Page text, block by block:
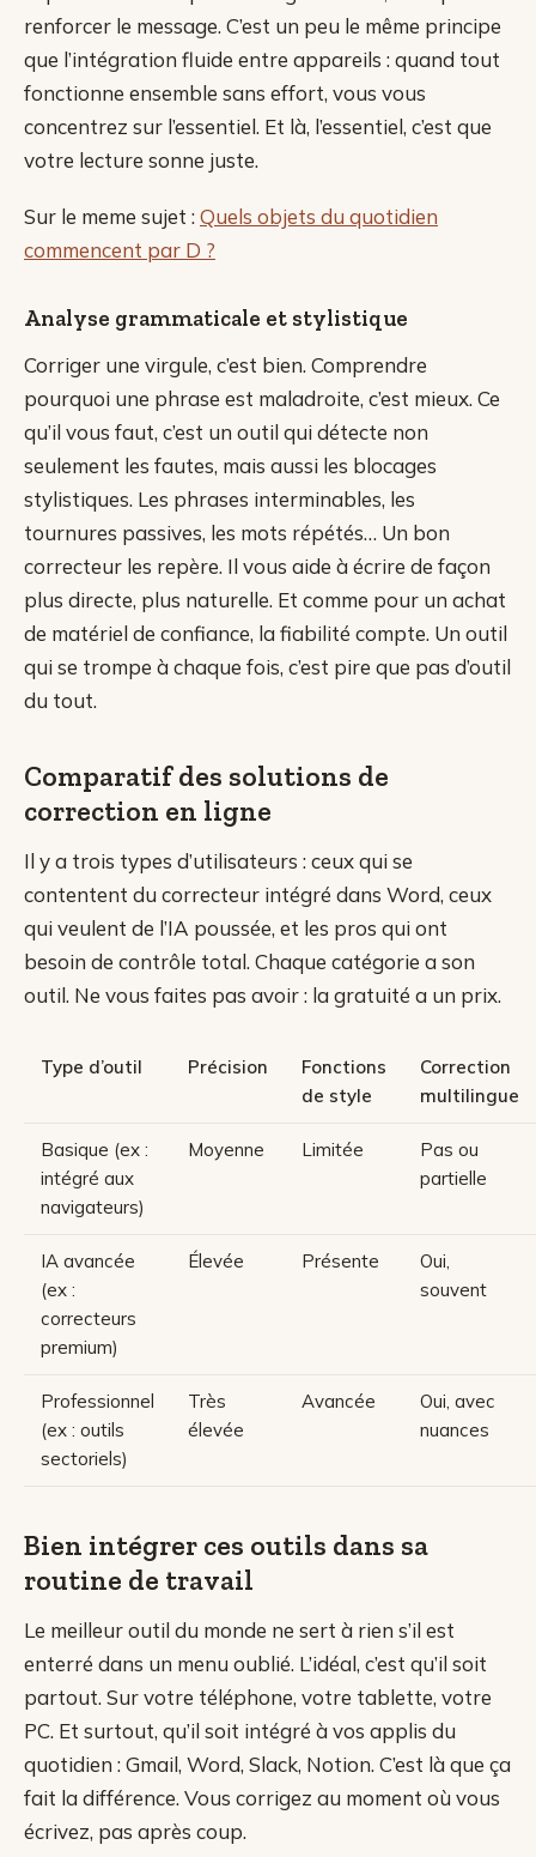
renforcer le message. C’est un peu le même principe
que l’intégration fluide entre appareils : quand tout
fonctionne ensemble sans effort, vous vous
concentrez sur l’essentiel. Et là, l’essentiel, c’est que
votre lecture sonne juste.
Sur le meme sujet :Quels objets du quotidien
commencent par D ?
Analyse grammaticale et stylistique
Corriger une virgule, c’est bien. Comprendre
pourquoi une phrase est maladroite, c’est mieux. Ce
qu’il vous faut, c’est un outil qui détecte non
seulement les fautes, mais aussi les blocages
stylistiques. Les phrases interminables, les
tournures passives, les mots répétés… Un bon
correcteur les repère. Il vous aide à écrire de façon
plus directe, plus naturelle. Et comme pour un achat
de matériel de confiance, la fiabilité compte. Un outil
qui se trompe à chaque fois, c’est pire que pas d’outil
du tout.
Comparatif des solutions de
correction en ligne
Il y a trois types d’utilisateurs : ceux qui se
contentent du correcteur intégré dans Word, ceux
qui veulent de l’IA poussée, et les pros qui ont
besoin de contrôle total. Chaque catégorie a son
outil. Ne vous faites pas avoir : la gratuité a un prix.
Type d’outil Précision
Fonctions
de style
Correction
multilingue
Basique (ex :
intégré aux
navigateurs)
Moyenne Limitée
Pas ou
partielle
IA avancée
(ex :
correcteurs
premium)
Élevée Présente
Oui,
souvent
Professionnel
(ex : outils
sectoriels)
Très
élevée
Avancée
Oui, avec
nuances
Bien intégrer ces outils dans sa
routine de travail
Le meilleur outil du monde ne sert à rien s’il est
enterré dans un menu oublié. L’idéal, c’est qu’il soit
partout. Sur votre téléphone, votre tablette, votre
PC. Et surtout, qu’il soit intégré à vos applis du
quotidien : Gmail, Word, Slack, Notion. C’est là que ça
fait la différence. Vous corrigez au moment où vous
écrivez, pas après coup.